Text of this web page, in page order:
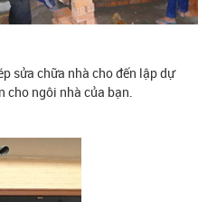
sửa chữa nhà cho đến lập dự
cho ngôi nhà của bạn.